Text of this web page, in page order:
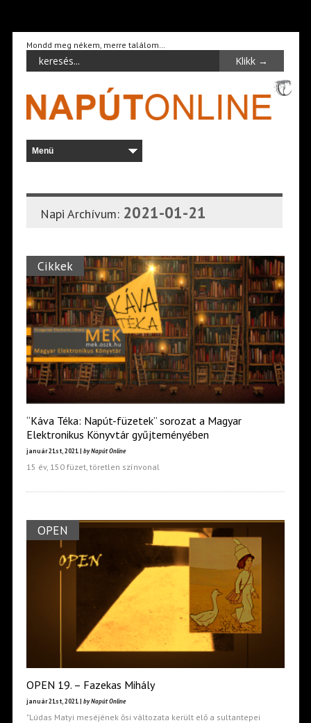
Mondd meg nékem, merre találom…
Napi Archívum: 2021-01-21
Cikkek
“Káva Téka: Napút-füzetek” sorozat a Magyar
Elektronikus Könyvtár gyűjteményében
január 21st, 2021 | by Napút Online
15 év, 150 füzet, töretlen színvonal
OPEN
OPEN 19. – Fazekas Mihály
január 21st, 2021 | by Napút Online
"Lúdas Matyi meséjének ősi változata került elő a sultantepei